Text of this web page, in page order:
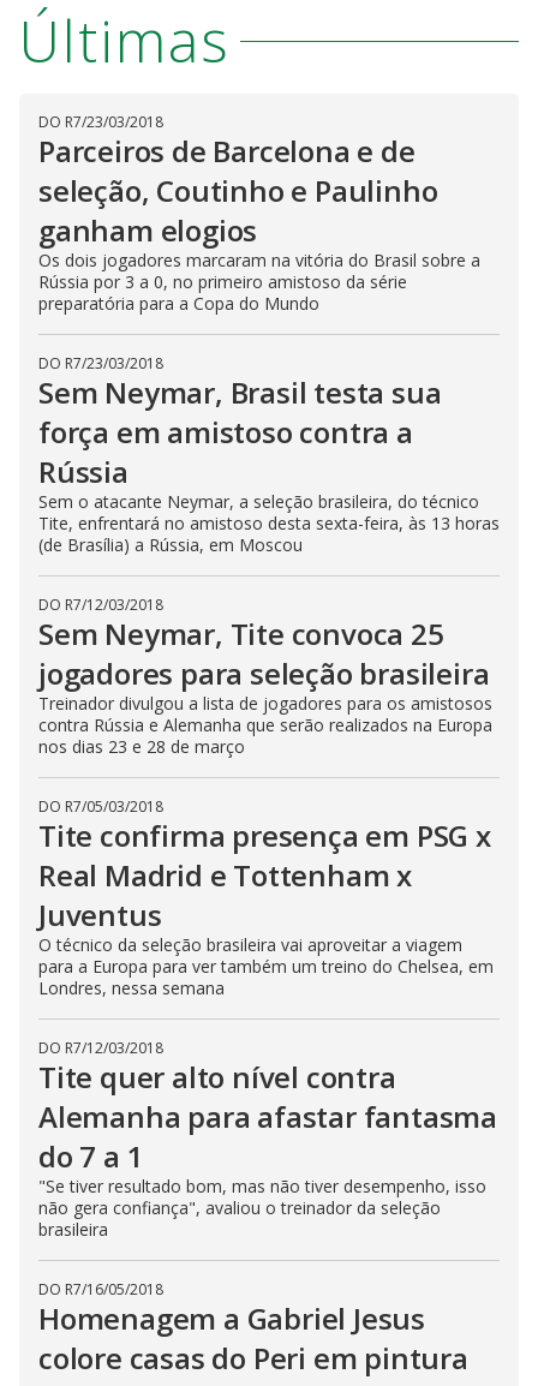
Últimas
DO R7/23/03/2018
Parceiros de Barcelona e de
seleção, Coutinho e Paulinho
ganham elogios
Os dois jogadores marcaram na vitória do Brasil sobre a
Rússia por 3 a 0, no primeiro amistoso da série
preparatória para a Copa do Mundo
DO R7/23/03/2018
Sem Neymar, Brasil testa sua
força em amistoso contra a
Rússia
Sem o atacante Neymar, a seleção brasileira, do técnico
Tite, enfrentará no amistoso desta sexta-feira, às 13 horas
(de Brasília) a Rússia, em Moscou
DO R7/12/03/2018
Sem Neymar, Tite convoca 25
jogadores para seleção brasileira
Treinador divulgou a lista de jogadores para os amistosos
contra Rússia e Alemanha que serão realizados na Europa
nos dias 23 e 28 de março
DO R7/05/03/2018
Tite confirma presença em PSG x
Real Madrid e Tottenham x
Juventus
O técnico da seleção brasileira vai aproveitar a viagem
para a Europa para ver também um treino do Chelsea, em
Londres, nessa semana
DO R7/12/03/2018
Tite quer alto nível contra
Alemanha para afastar fantasma
do 7 a 1
"Se tiver resultado bom, mas não tiver desempenho, isso
não gera confiança", avaliou o treinador da seleção
brasileira
DO R7/16/05/2018
Homenagem a Gabriel Jesus
colore casas do Peri em pintura